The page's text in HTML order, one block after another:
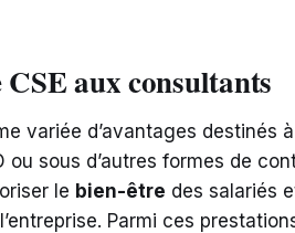
aux consultants
variée d’avantages destinés
ou sous d’autres formes de
le bien-être des salariés
Parmi ces